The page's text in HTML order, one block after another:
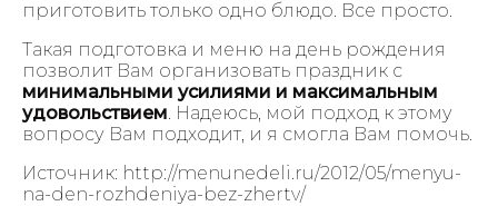
приготовить только одно блюдо. Все просто.
Такая подготовка и меню на день рождения
позволит Вам организовать праздник с
минимальными усилиями и максимальным
удовольствием . Надеюсь, мой подход к этому
вопросу Вам подходит, и я смогла Вам помочь.
Источник: http://menunedeli.ru/2012/05/menyu-
na-den-rozhdeniya-bez-zhertv/